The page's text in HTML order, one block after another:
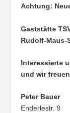
Achtung:
Gaststätte
Rudolf-Maus-
Interessierte
und wir
Peter Bauer
Enderlestr. 9